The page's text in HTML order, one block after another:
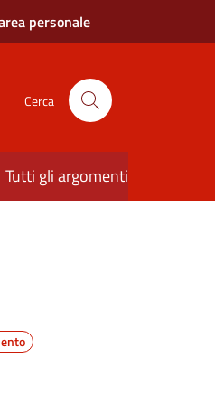
personale
Cerca
Tutti gli argomenti